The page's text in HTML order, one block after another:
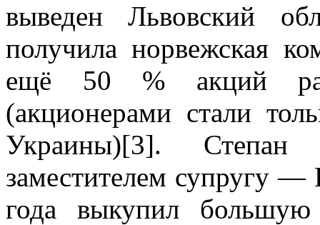
выведен Львовский
получила норвежская
ещё 50 % акций
(акционерами стали
Украины)[3]. Степан
заместителем супругу
года выкупил большую